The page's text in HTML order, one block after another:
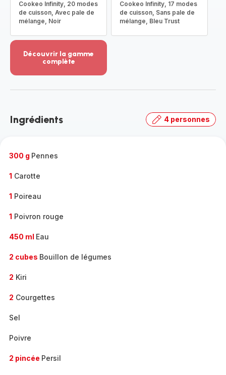
Cookeo Infinity, 20 modes
de cuisson, Avec pale de
mélange, Noir
Cookeo Infinity, 17 modes
de cuisson, Sans pale de
mélange, Bleu Trust
Découvrir la gamme
complète
-
gamme
Ingrédients 4 personnes
300 g Pennes
1 Carotte
1 Poireau
1 Poivron rouge
450 ml Eau
2 cubes Bouillon de légumes
2 Kiri
2 Courgettes
Sel
Poivre
2 pincée Persil